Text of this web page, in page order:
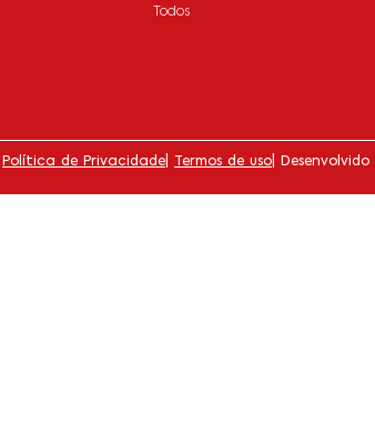
Todos
Política de Privacidade Termos de uso |